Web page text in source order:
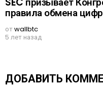
правила обмена
отwallbtc
5 лет назад
ДОБАВИТЬ